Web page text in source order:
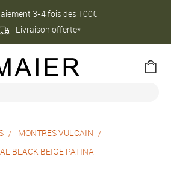
3-4 fois dès 100€
Livraison offerte*
MONTRES VULCAIN
BLACK BEIGE PATINA